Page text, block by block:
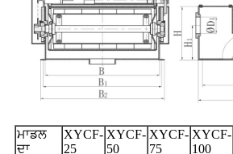
ਮਾਡਲ
ਦਾ
XYCF-
25
XYCF-
50
XYCF-
75
XYCF-
100